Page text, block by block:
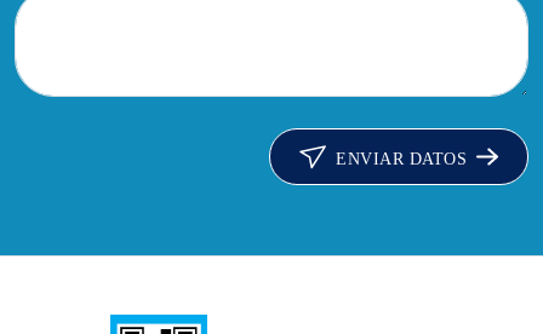
ENVIAR DATOS